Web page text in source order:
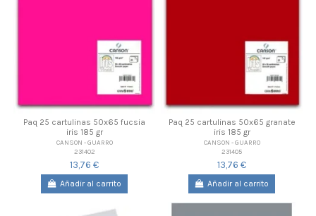
Paq 25 cartulinas 50x65 fucsia
iris 185 gr
CANSON - GUARRO
231402
13,76 €
Añadir al carrito
Paq 25 cartulinas 50x65 granate
iris 185 gr
CANSON - GUARRO
231405
13,76 €
Añadir al carrito